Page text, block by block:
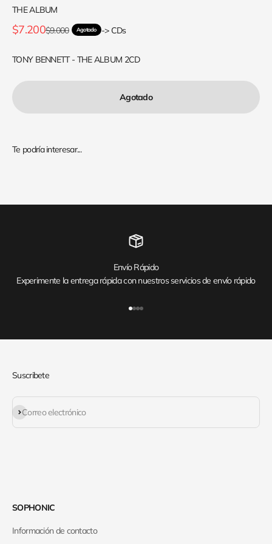
THE ALBUM
Precio de oferta
$7.200Precio normal
$9.000 Agotado -> CDs
TONY BENNETT - THE ALBUM 2CD
Agotado
Envío Rápido
Experimente la entrega rápida con nuestros servicios de envío rápido
Suscribete
Correo electrónico
Suscribirse
SOPHONIC
Información de contacto